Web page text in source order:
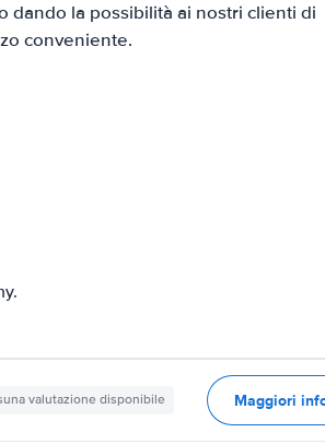
la possibilità ai nostri clienti di
conveniente.
valutazione disponibile Maggiori